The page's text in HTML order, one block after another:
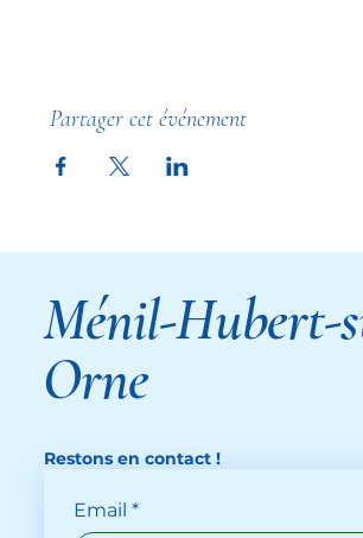
Ménil-Hubert-
Orne
Restons en contact !
Email *
Partager cet événement